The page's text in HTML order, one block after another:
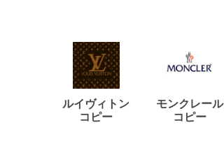
ルイヴィトン
コピー
モンクレール
コピー